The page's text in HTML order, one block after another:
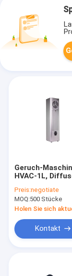
Geruch-
HVAC-1L,
Boden-stehender
ätherischen Öls
Preis:negotiate
MOQ:500 Stücke
Kontakt